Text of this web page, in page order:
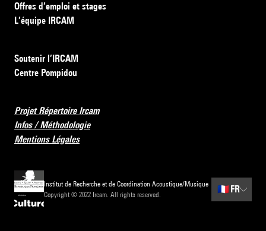
Offres d’emploi et stages
L’équipe IRCAM
Soutenir l’IRCAM
Centre Pompidou
Projet Répertoire Ircam
Infos / Méthodologie
Mentions Légales
Institut de Recherche et de Coordination Acoustique/Musique
Copyright © 2022 Ircam. All rights reserved.
🇫🇷 FR